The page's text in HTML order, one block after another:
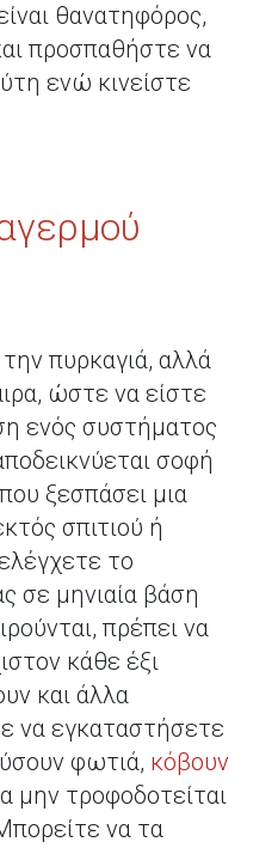
θανατηφόρος,
προσπαθήστε να
ενώ κινείστε
πυρκαγιά, αλλά
ώστε να είστε
ενός συστήματος
σοφή
ξεσπάσει μια
σπιτιού ή
το
σε μηνιαία βάση
πρέπει να
κάθε έξι
και άλλα
να εγκαταστήσετε
φωτιά, κόβουν
μην τροφοδοτείται
να τα